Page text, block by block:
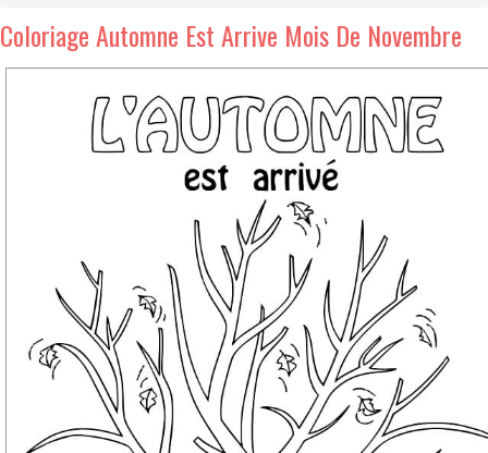
Coloriage Automne Est Arrive Mois De Novembre